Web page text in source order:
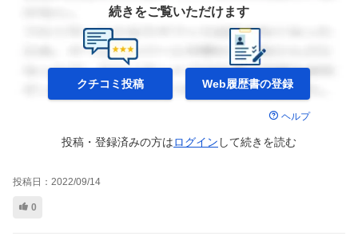
続きをご覧いただけます
クチコミ投稿 Web履歴書の登録
ヘルプ
投稿・登録済みの方はログイン して続きを読む
投稿日： 2022/09/14
0